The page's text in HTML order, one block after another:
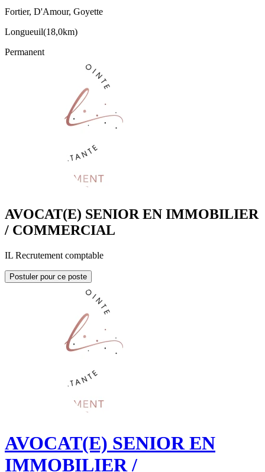
Fortier, D'Amour, Goyette
Longueuil(18,0km)
Permanent
AVOCAT(E) SENIOR EN IMMOBILIER
/ COMMERCIAL
IL Recrutement comptable
Postuler pour ce poste
AVOCAT(E) SENIOR EN
IMMOBILIER /